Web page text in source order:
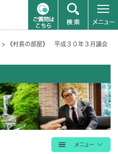
>
《村長の部屋》 平成３０年３月議会